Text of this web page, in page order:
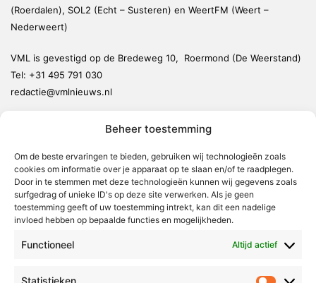
Beheer toestemming
Om de beste ervaringen te bieden, gebruiken wij technologieën zoals
cookies om informatie over je apparaat op te slaan en/of te raadplegen.
Door in te stemmen met deze technologieën kunnen wij gegevens zoals
surfgedrag of unieke ID's op deze site verwerken. Als je geen
toestemming geeft of uw toestemming intrekt, kan dit een nadelige
invloed hebben op bepaalde functies en mogelijkheden.
Functioneel Altijd actief
Statistieken
(Roerdalen), SOL2 (Echt – Susteren) en WeertFM (Weert –
Nederweert)
VML is gevestigd op de Bredeweg 10, Roermond (De Weerstand)
Tel: +31 495 791 030
redactie@vmlnieuws.nl
Leudal
Maasgouw
Echt-Susteren